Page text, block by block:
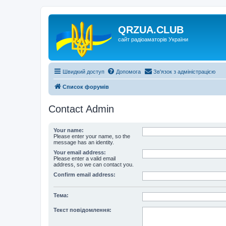
QRZUA.CLUB
сайт радіоаматорів України
Швидкий доступ Допомога Зв'язок з адміністрацією
Список форумів
Contact Admin
Your name:
Please enter your name, so the
message has an identity.
Your email address:
Please enter a valid email
address, so we can contact you.
Confirm email address:
Тема:
Текст повідомлення: